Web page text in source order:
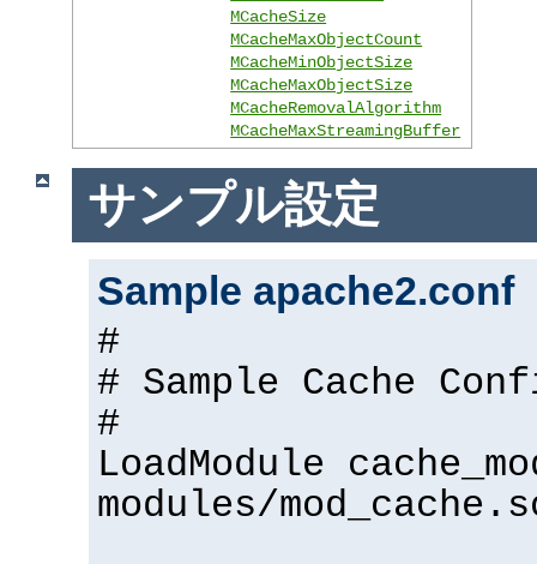
MCacheSize
MCacheMaxObjectCount
MCacheMinObjectSize
MCacheMaxObjectSize
MCacheRemovalAlgorithm
MCacheMaxStreamingBuffer
サンプル設定
Sample apache2.conf
#
# Sample Cache
#
LoadModule
modules/